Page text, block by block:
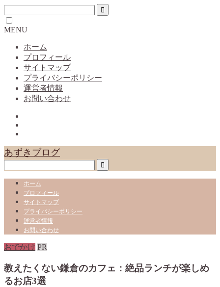
MENU
ホーム
プロフィール
サイトマップ
プライバシーポリシー
運営者情報
お問い合わせ
あずきブログ
ホーム
プロフィール
サイトマップ
プライバシーポリシー
運営者情報
お問い合わせ
おでかけ PR
教えたくない鎌倉のカフェ：絶品ランチが楽しめ
るお店3選